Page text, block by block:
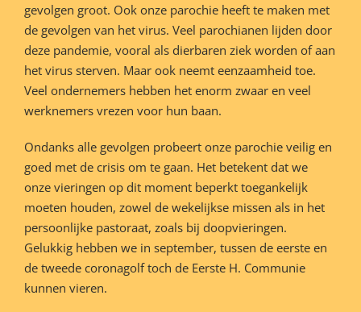
gevolgen groot. Ook onze parochie heeft te maken met
de gevolgen van het virus. Veel parochianen lijden door
deze pandemie, vooral als dierbaren ziek worden of aan
het virus sterven. Maar ook neemt eenzaamheid toe.
Veel ondernemers hebben het enorm zwaar en veel
werknemers vrezen voor hun baan.
Ondanks alle gevolgen probeert onze parochie veilig en
goed met de crisis om te gaan. Het betekent dat we
onze vieringen op dit moment beperkt toegankelijk
moeten houden, zowel de wekelijkse missen als in het
persoonlijke pastoraat, zoals bij doopvieringen.
Gelukkig hebben we in september, tussen de eerste en
de tweede coronagolf toch de Eerste H. Communie
kunnen vieren.